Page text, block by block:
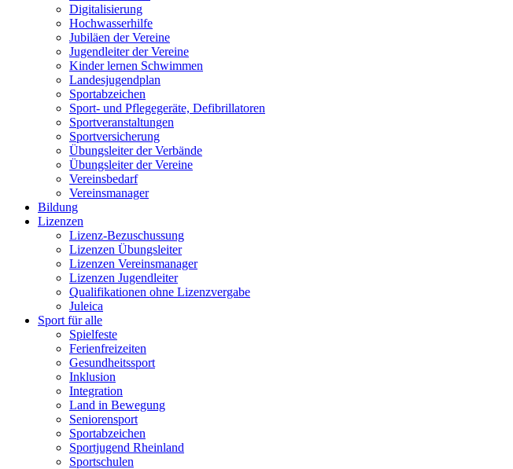
Digitalisierung
Hochwasserhilfe
Jubiläen der Vereine
Jugendleiter der Vereine
Kinder lernen Schwimmen
Landesjugendplan
Sportabzeichen
Sport- und Pflegegeräte, Defibrillatoren
Sportveranstaltungen
Sportversicherung
Übungsleiter der Verbände
Übungsleiter der Vereine
Vereinsbedarf
Vereinsmanager
Bildung
Lizenzen
Lizenz-Bezuschussung
Lizenzen Übungsleiter
Lizenzen Vereinsmanager
Lizenzen Jugendleiter
Qualifikationen ohne Lizenzvergabe
Juleica
Sport für alle
Spielfeste
Ferienfreizeiten
Gesundheitssport
Inklusion
Integration
Land in Bewegung
Seniorensport
Sportabzeichen
Sportjugend Rheinland
Sportschulen